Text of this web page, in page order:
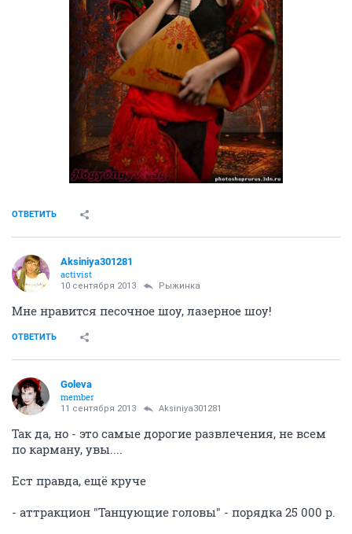
ОТВЕТИТЬ
Aksiniya301281
activist
10 сентября 2013 Рыжинка
Мне нравится песочное шоу, лазерное шоу!
ОТВЕТИТЬ
Goleva
member
11 сентября 2013 Aksiniya301281
Так да, но - это самые дорогие развлечения, не всем
по карману, увы....
Ест правда, ещё круче
- аттракцион "Танцующие головы" - порядка 25 000 р.